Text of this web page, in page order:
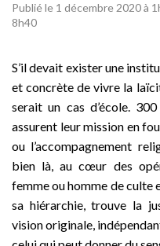
Publié le 1 décembre 2020 à
8h40
S’il devait exister une
et concrète de vivre la
serait un cas d’école.
assurent leur mission en
ou l’accompagnement
bien là, au cœur des
femme ou homme de
sa hiérarchie, trouve la
vision originale,